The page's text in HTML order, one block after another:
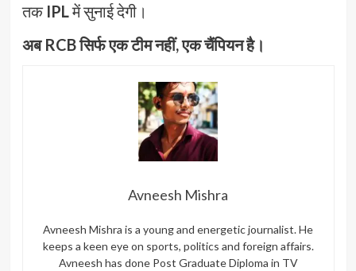
तक IPLमें सुनाई देगी।
अब RCB सिर्फ एक टीम नहीं, एक चैंपियन है।
Avneesh Mishra
Avneesh Mishra is a young and energetic journalist. He
keeps a keen eye on sports, politics and foreign affairs.
Avneesh has done Post Graduate Diploma in TV